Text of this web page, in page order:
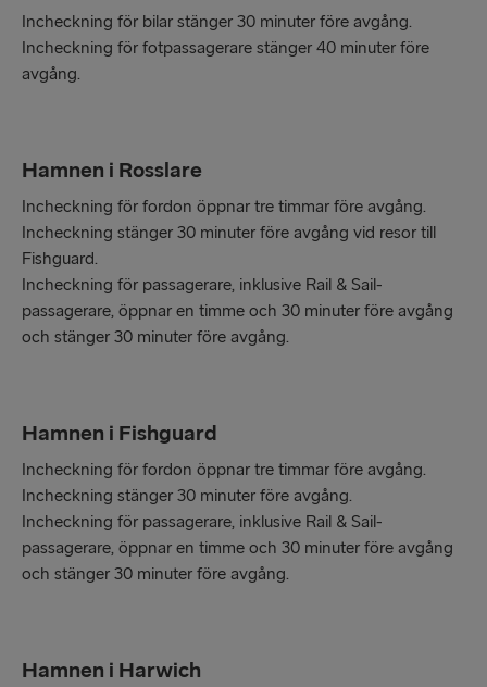
Incheckning för bilar stänger 30 minuter före avgång.
Incheckning för fotpassagerare stänger 40 minuter före
avgång.
Hamnen i Rosslare
Incheckning för fordon öppnar tre timmar före avgång.
Incheckning stänger 30 minuter före avgång vid resor till
Fishguard.
Incheckning för passagerare, inklusive Rail & Sail-
passagerare, öppnar en timme och 30 minuter före avgång
och stänger 30 minuter före avgång.
Hamnen i Fishguard
Incheckning för fordon öppnar tre timmar före avgång.
Incheckning stänger 30 minuter före avgång.
Incheckning för passagerare, inklusive Rail & Sail-
passagerare, öppnar en timme och 30 minuter före avgång
och stänger 30 minuter före avgång.
Hamnen i Harwich